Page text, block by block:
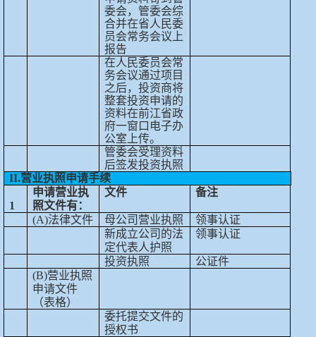
委会，管委会综
合并在省人民委
员会常务会议上
报告
在人民委员会常
务会议通过项目
之后，投资商将
整套投资申请的
资料在前江省政
府一窗口电子办
公室上传。
管委会受理资料
后签发投资执照
II.营业执照申请手续
1
申请营业执
照文件有：
文件 备注
(A)法律文件 母公司营业执照
领事认证
新成立公司的法
定代表人护照
领事认证
投资执照
公证件
(B)营业执照
申请文件
（表格）
委托提交文件的
授权书